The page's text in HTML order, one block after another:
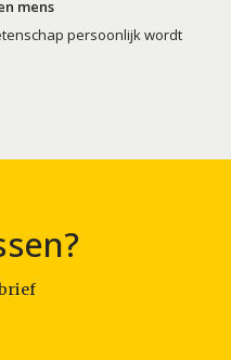
mens
persoonlijk wordt